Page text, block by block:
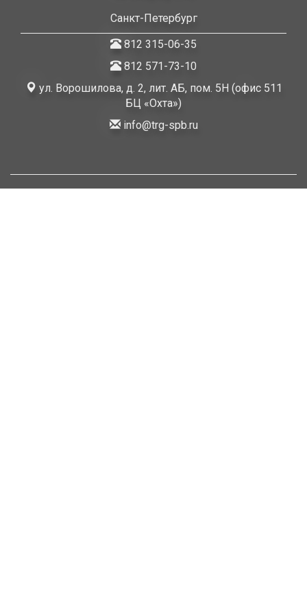
Санкт-Петербург
812 315-06-35
812 571-73-10
ул. Ворошилова, д. 2, лит. АБ, пом. 5Н (офис 511
БЦ «Охта»)
info@trg-spb.ru